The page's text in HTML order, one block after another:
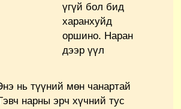
үгүй бол бид
харанхуйд
оршино. Наран
дээр үүл
нь түүний мөн чанартай
нарны эрч хүчний тус